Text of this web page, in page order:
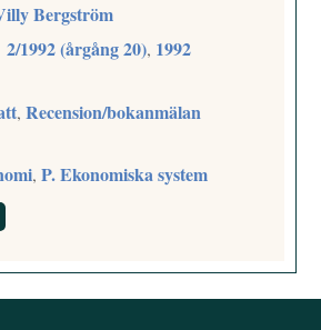
Bergström
2/1992 (årgång 20), 1992
,Recension/bokanmälan
,P. Ekonomiska system